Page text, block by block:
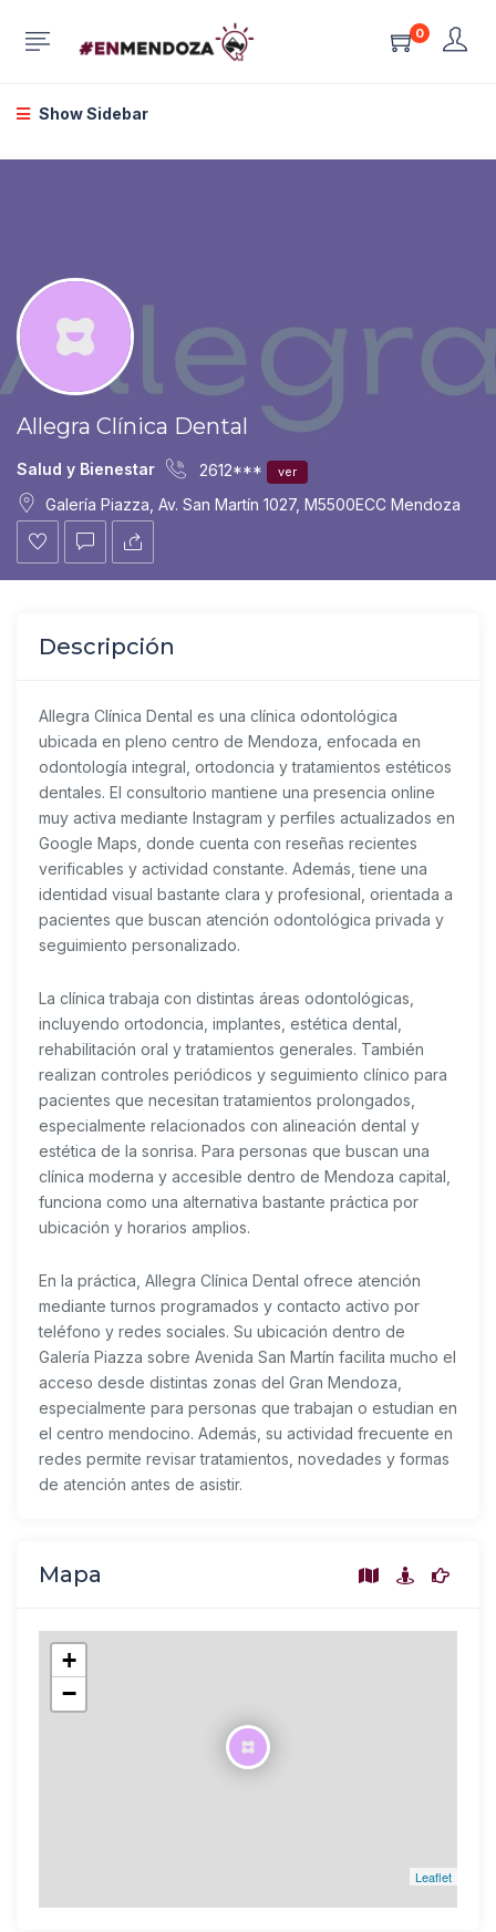
0
Show Sidebar
Allegra Clínica Dental
Salud y Bienestar 2612*** ver
Galería Piazza, Av. San Martín 1027, M5500ECC Mendoza
Descripción
Allegra Clínica Dental es una clínica odontológica
ubicada en pleno centro de Mendoza, enfocada en
odontología integral, ortodoncia y tratamientos estéticos
dentales. El consultorio mantiene una presencia online
muy activa mediante Instagram y perfiles actualizados en
Google Maps, donde cuenta con reseñas recientes
verificables y actividad constante. Además, tiene una
identidad visual bastante clara y profesional, orientada a
pacientes que buscan atención odontológica privada y
seguimiento personalizado.
La clínica trabaja con distintas áreas odontológicas,
incluyendo ortodoncia, implantes, estética dental,
rehabilitación oral y tratamientos generales. También
realizan controles periódicos y seguimiento clínico para
pacientes que necesitan tratamientos prolongados,
especialmente relacionados con alineación dental y
estética de la sonrisa. Para personas que buscan una
clínica moderna y accesible dentro de Mendoza capital,
funciona como una alternativa bastante práctica por
ubicación y horarios amplios.
En la práctica, Allegra Clínica Dental ofrece atención
mediante turnos programados y contacto activo por
teléfono y redes sociales. Su ubicación dentro de
Galería Piazza sobre Avenida San Martín facilita mucho el
acceso desde distintas zonas del Gran Mendoza,
especialmente para personas que trabajan o estudian en
el centro mendocino. Además, su actividad frecuente en
redes permite revisar tratamientos, novedades y formas
de atención antes de asistir.
Mapa
+
−
Leaflet